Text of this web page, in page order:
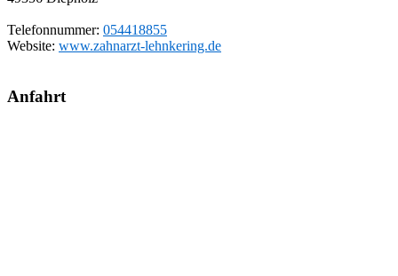
Telefonnummer: 054418855
Website: www.zahnarzt-lehnkering.de
Anfahrt